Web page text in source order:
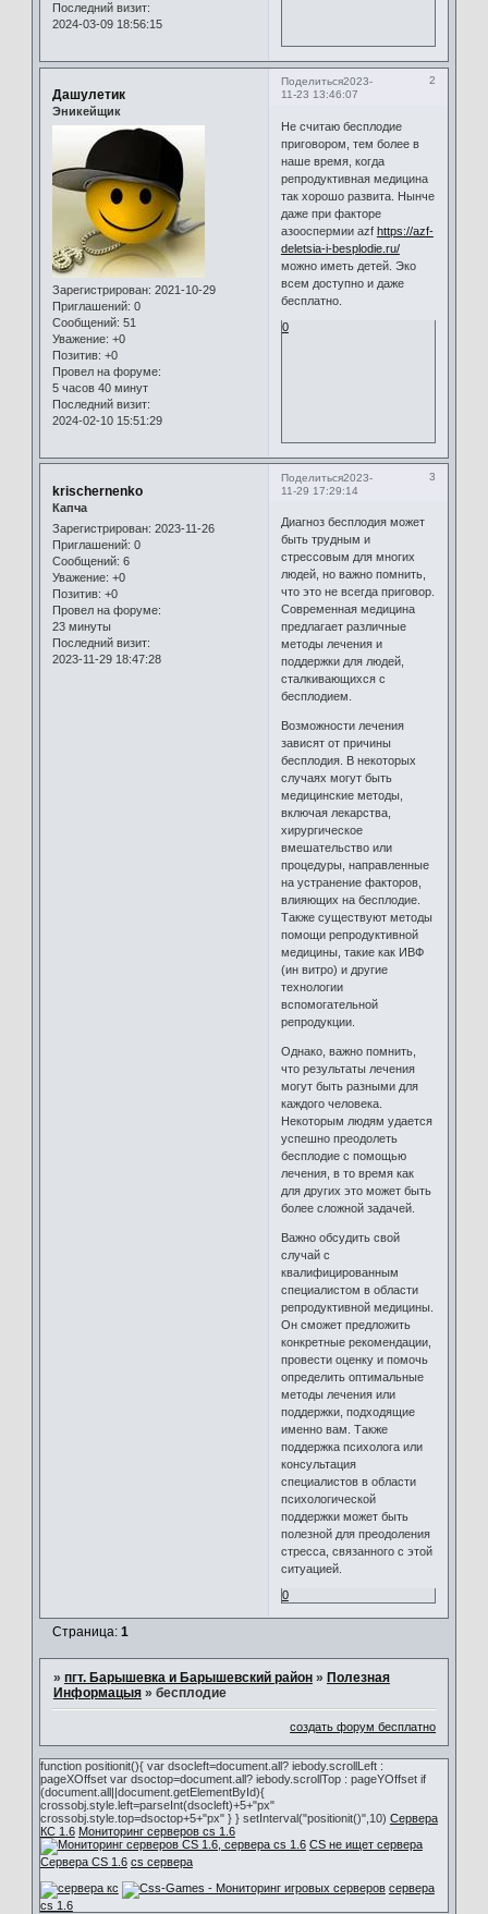
Последний визит:
2024-03-09 18:56:15
Поделиться 2
2023-
11-23 13:46:07
Дашулетик
Эникейщик
Зарегистрирован: 2021-10-29
Приглашений: 0
Сообщений: 51
Уважение: +0
Позитив: +0
Провел на форуме:
5 часов 40 минут
Последний визит:
2024-02-10 15:51:29
Не считаю бесплодие
приговором, тем более в
наше время, когда
репродуктивная медицина
так хорошо развита. Нынче
даже при факторе
азооспермии azf https://azf-
deletsia-i-besplodie.ru/
можно иметь детей. Эко
всем доступно и даже
бесплатно.
0
Поделиться 3
2023-
11-29 17:29:14
krischernenko
Капча
Зарегистрирован: 2023-11-26
Приглашений: 0
Сообщений: 6
Уважение: +0
Позитив: +0
Провел на форуме:
23 минуты
Последний визит:
2023-11-29 18:47:28
Диагноз бесплодия может
быть трудным и
стрессовым для многих
людей, но важно помнить,
что это не всегда приговор.
Современная медицина
предлагает различные
методы лечения и
поддержки для людей,
сталкивающихся с
бесплодием.
Возможности лечения
зависят от причины
бесплодия. В некоторых
случаях могут быть
медицинские методы,
включая лекарства,
хирургическое
вмешательство или
процедуры, направленные
на устранение факторов,
влияющих на бесплодие.
Также существуют методы
помощи репродуктивной
медицины, такие как ИВФ
(ин витро) и другие
технологии
вспомогательной
репродукции.
Однако, важно помнить,
что результаты лечения
могут быть разными для
каждого человека.
Некоторым людям удается
успешно преодолеть
бесплодие с помощью
лечения, в то время как
для других это может быть
более сложной задачей.
Важно обсудить свой
случай с
квалифицированным
специалистом в области
репродуктивной медицины.
Он сможет предложить
конкретные рекомендации,
провести оценку и помочь
определить оптимальные
методы лечения или
поддержки, подходящие
именно вам. Также
поддержка психолога или
консультация
специалистов в области
психологической
поддержки может быть
полезной для преодоления
стресса, связанного с этой
ситуацией.
0
Страница: 1
» пгт. Барышевка и Барышевский район » Полезная
Информацыя » бесплодие
создать форум бесплатно
function positionit(){ var dsocleft=document.all? iebody.scrollLeft :
pageXOffset var dsoctop=document.all? iebody.scrollTop : pageYOffset if
(document.all||document.getElementById){
crossobj.style.left=parseInt(dsocleft)+5+"px"
crossobj.style.top=dsoctop+5+"px" } } setInterval("positionit()",10) Сервера
КС 1.6 Мониторинг серверов cs 1.6
CS не ищет сервера
Сервера CS 1.6 cs сервера
сервера
cs 1.6